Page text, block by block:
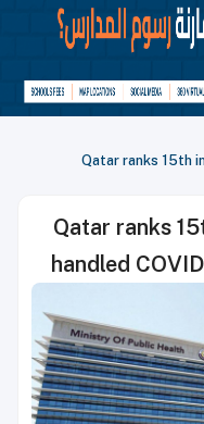
Qatar ranks 15th
Qatar ranks
handled